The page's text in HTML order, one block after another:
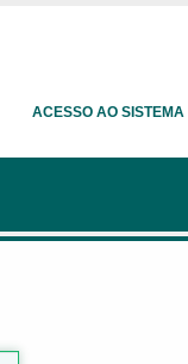
ACESSO AO SISTEMA